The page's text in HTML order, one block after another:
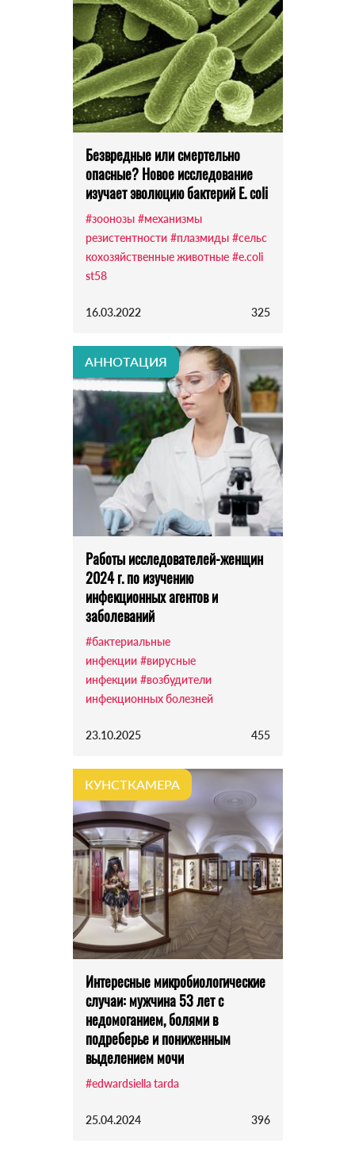
Безвредные или смертельно
опасные? Новое исследование
изучает эволюцию бактерий E. coli
#зоонозы #механизмы
резистентности #плазмиды #сельс
кохозяйственные животные #e.coli
st58
16.03.2022 325
АННОТАЦИЯ
Работы исследователей-женщин
2024 г. по изучению
инфекционных агентов и
заболеваний
#бактериальные
инфекции #вирусные
инфекции #возбудители
инфекционных болезней
23.10.2025 455
КУНСТКАМЕРА
Интересные микробиологические
случаи: мужчина 53 лет с
недомоганием, болями в
подреберье и пониженным
выделением мочи
#edwardsiella tarda
25.04.2024 396